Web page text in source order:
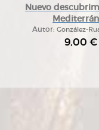
Nuevo
Autor:González-
9,00 €